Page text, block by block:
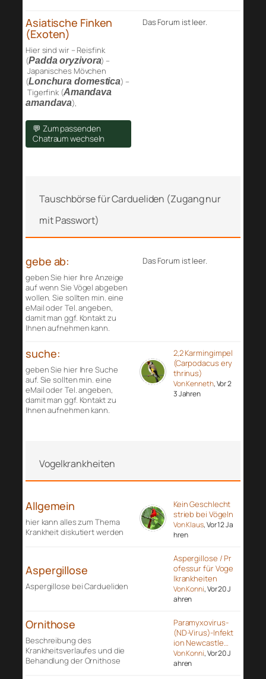
Asiatische Finken
(Exoten)
Hier sind wir – Reisfink
(Padda oryzivora) –
Japanisches Mövchen
(Lonchura domestica) –
Tigerfink (Amandava
amandava),
💬 Zum passenden
Chatraum wechseln
Das Forum ist leer.
Tauschbörse für Cardueliden (Zugang nur
mit Passwort)
gebe ab:
geben Sie hier Ihre Anzeige
auf wenn Sie Vögel abgeben
wollen. Sie sollten min. eine
eMail oder Tel. angeben,
damit man ggf. Kontakt zu
Ihnen aufnehmen kann.
Das Forum ist leer.
suche:
geben Sie hier Ihre Suche
auf. Sie sollten min. eine
eMail oder Tel. angeben,
damit man ggf. Kontakt zu
Ihnen aufnehmen kann.
2,2 Karmingimpel
(Carpodacus ery
thrinus)
Von Kenneth, Vor 2
3 Jahren
Vogelkrankheiten
Allgemein
hier kann alles zum Thema
Krankheit diskutiert werden
Kein Geschlecht
strieb bei Vögeln
Von Klaus, Vor 12 Ja
hren
Aspergillose
Aspergillose bei Cardueliden
Aspergillose / Pr
ofessur für Voge
lkrankheiten
Von Konni, Vor 20 J
ahren
Ornithose
Beschreibung des
Krankheitsverlaufes und die
Behandlung der Ornithose
Paramyxovirus-
(ND-Virus)-Infekt
ion Newcastle…
Von Konni, Vor 20 J
ahren